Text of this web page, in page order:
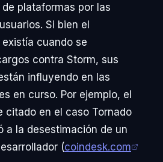
plataformas por las
Si bien el
cuando se
contra Storm, sus
influyendo en las
en curso. Por ejemplo, el
citado en el caso Tornado
a la desestimación de un
(coindesk.com